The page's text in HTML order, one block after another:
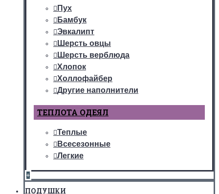
Пух
Бамбук
Эвкалипт
Шерсть овцы
Шерсть верблюда
Хлопок
Холлофайбер
Другие наполнители
ТЕПЛОТА ОДЕЯЛ
Теплые
Всесезонные
Легкие
+
ПОДУШКИ